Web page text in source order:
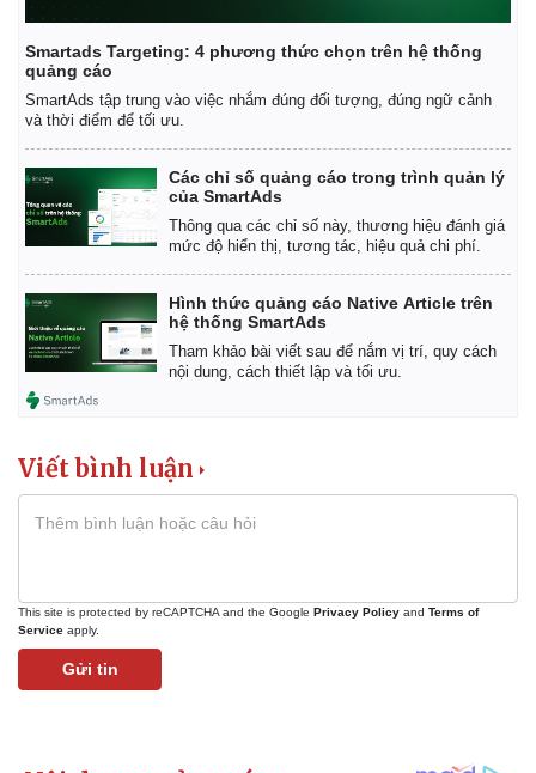
Kinh tế
Bất động sản
Thị trường
Smartads Targeting: 4 phương thức chọn trên hệ thống
quảng cáo
SmartAds tập trung vào việc nhắm đúng đối tượng, đúng ngữ cảnh
và thời điểm để tối ưu.
Các chỉ số quảng cáo trong trình quản lý
của SmartAds
Thông qua các chỉ số này, thương hiệu đánh giá
mức độ hiển thị, tương tác, hiệu quả chi phí.
Hình thức quảng cáo Native Article trên
hệ thống SmartAds
Tham khảo bài viết sau để nắm vị trí, quy cách
nội dung, cách thiết lập và tối ưu.
Viết bình luận
This site is protected by reCAPTCHA and the Google Privacy Policy and Terms of
Service apply.
Gửi tin